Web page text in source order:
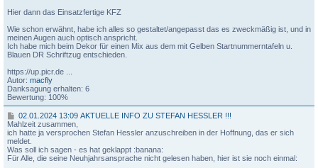
1
N
e
u
j
h
r
s
a
s
p
r
a
c
h
e
0
.
2
0
2
1
0
:
3
3
R
e
:
A
u
Hier dann das Einsatzfertige KFZ
Wie schon erwähnt, habe ich alles so gestaltet/angepasst das es zweckmäßig ist, und in
meinen Augen auch optisch anspricht.
Ich habe mich beim Dekor für einen Mix aus dem mit Gelben Startnummerntafeln u.
Blauen DR Schriftzug entschieden.
https://up.picr.de ...
Autor: macfly
Danksagung erhalten: 6
Bewertung: 100%
0
2
.
0
1
.
02.01.2024 13:09 AKTUELLE INFO ZU STEFAN HESSLER !!!
Mahlzeit zusammen,
ich hatte ja versprochen Stefan Hessler anzuschreiben in der Hoffnung, das er sich
meldet.
Was soll ich sagen - es hat geklappt :banana:
Für Alle, die seine Neuhjahrsansprache nicht gelesen haben, hier ist sie noch einmal: